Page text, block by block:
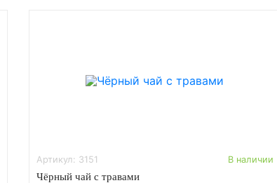
Артикул: 3151 В наличии
Чёрный чай с травами